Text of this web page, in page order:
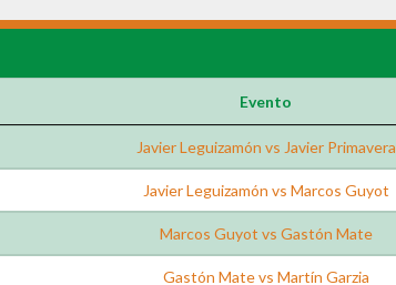
Evento
Javier Leguizamón vs Javier Primavera
Javier Leguizamón vs Marcos Guyot
Marcos Guyot vs Gastón Mate
Gastón Mate vs Martín Garzia